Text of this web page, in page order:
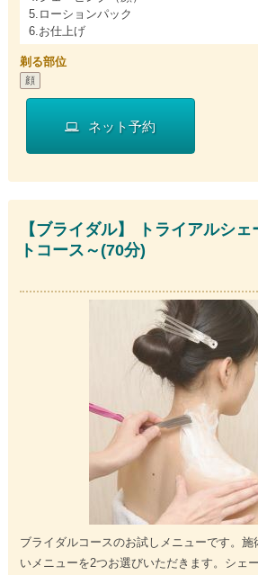
5.ローションパック
6.お仕上げ
剃る部位
顔
ネット予約
【ブライダル】 トライアルシ
トコース～(70分)
ブライダルコースのお試しメニューです。
いメニューを2つお選びいただきます。シェ